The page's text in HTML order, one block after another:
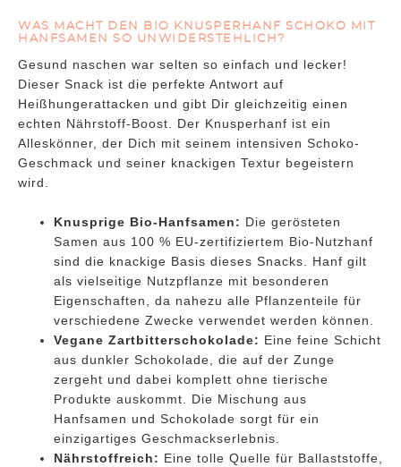
WAS MACHT DEN BIO KNUSPERHANF SCHOKO MIT
HANFSAMEN SO UNWIDERSTEHLICH?
Gesund naschen war selten so einfach und lecker!
Dieser Snack ist die perfekte Antwort auf
Heißhungerattacken und gibt Dir gleichzeitig einen
echten Nährstoff-Boost. Der Knusperhanf ist ein
Alleskönner, der Dich mit seinem intensiven Schoko-
Geschmack und seiner knackigen Textur begeistern
wird.
Knusprige Bio-Hanfsamen: Die gerösteten
Samen aus 100 % EU-zertifiziertem Bio-Nutzhanf
sind die knackige Basis dieses Snacks. Hanf gilt
als vielseitige Nutzpflanze mit besonderen
Eigenschaften, da nahezu alle Pflanzenteile für
verschiedene Zwecke verwendet werden können.
Vegane Zartbitterschokolade: Eine feine Schicht
aus dunkler Schokolade, die auf der Zunge
zergeht und dabei komplett ohne tierische
Produkte auskommt. Die Mischung aus
Hanfsamen und Schokolade sorgt für ein
einzigartiges Geschmackserlebnis.
Nährstoffreich: Eine tolle Quelle für Ballaststoffe,